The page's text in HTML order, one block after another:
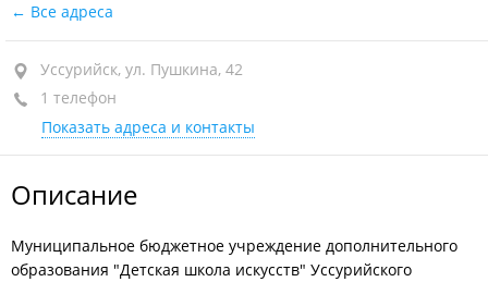
Все адреса
Уссурийск, ул. Пушкина, 42
1 телефон
Показать адреса и контакты
Описание
Муниципальное бюджетное учреждение дополнительного
образования "Детская школа искусств" Уссурийского